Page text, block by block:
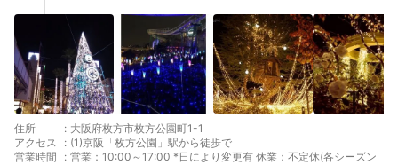
住所 : 大阪府枚方市枚方公園町1-1
アクセス
: (1)京阪「枚方公園」駅から徒歩で
営業時間
: 営業：10:00～17:00 *日により変更有 休業：不定休(各シーズン